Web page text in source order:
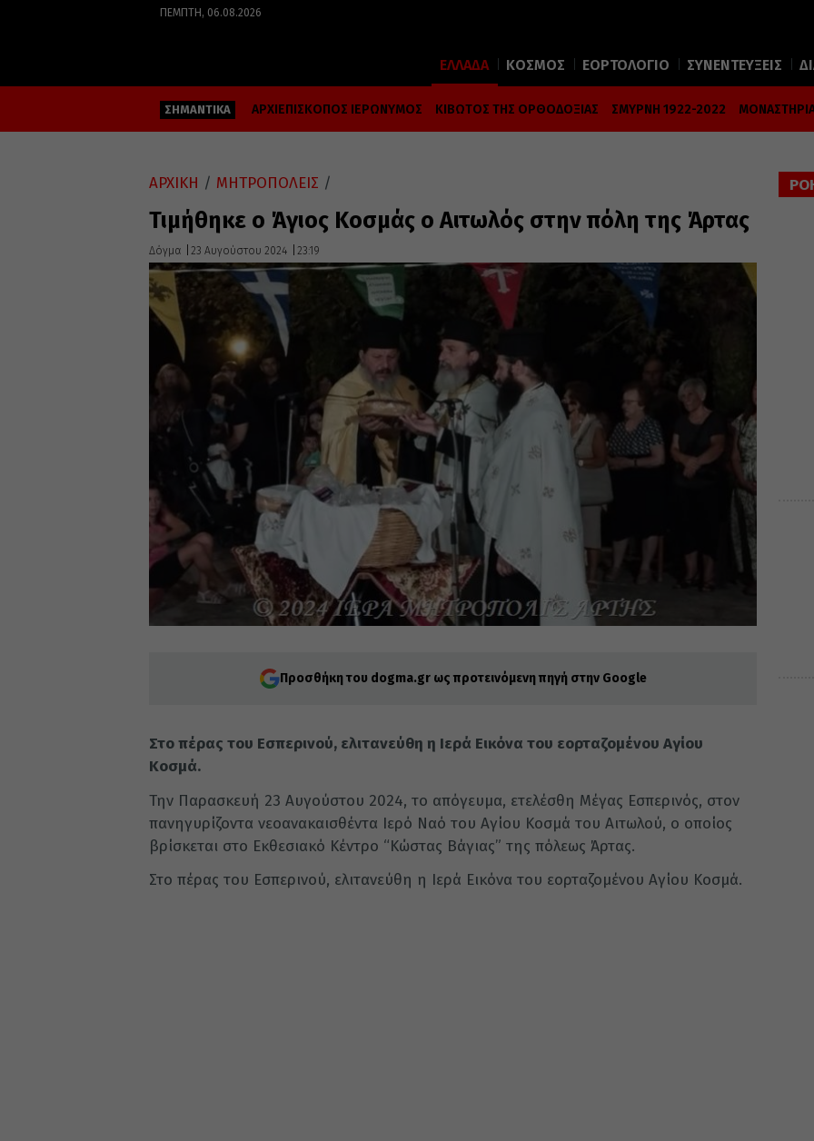
ΠΈΜΠΤΗ, 06.08.2026
ΕΛΛΑΔΑ ΚΟΣΜΟΣ ΕΟΡΤΟΛΟΓΙΟ ΣΥΝΕΝΤΕΥΞΕΙΣ
ΣΗΜΑΝΤΙΚΑ ΑΡΧΙΕΠΙΣΚΟΠΟΣ ΙΕΡΩΝΥΜΟΣ ΚΙΒΩΤΟΣ ΤΗΣ ΟΡΘΟΔΟΞΙΑΣ ΣΜΥΡΝΗ 1922-2022
ΑΡΧΙΚΗ / ΜΗΤΡΟΠΟΛΕΙΣ /
Τιμήθηκε ο Άγιος Κοσμάς ο Αιτωλός στην πόλη της Άρτας
Δόγμα 23 Αυγούστου 2024 23:19
Προσθήκη του dogma.gr ως προτεινόμενη πηγή στην Google
Στο πέρας του Εσπερινού, ελιτανεύθη η Ιερά Εικόνα του εορταζομένου Αγίου
Κοσμά.
Την Παρασκευή 23 Αυγούστου 2024, το απόγευμα, ετελέσθη Μέγας Εσπερινός, στον
πανηγυρίζοντα νεοανακαισθέντα Ιερό Ναό του Αγίου Κοσμά του Αιτωλού, ο οποίος
βρίσκεται στο Εκθεσιακό Κέντρο “Κώστας Βάγιας” της πόλεως Άρτας.
Στο πέρας του Εσπερινού, ελιτανεύθη η Ιερά Εικόνα του εορταζομένου Αγίου Κοσμά.